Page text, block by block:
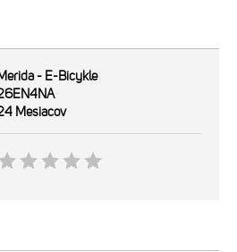
- E-Bicykle
Mesiacov